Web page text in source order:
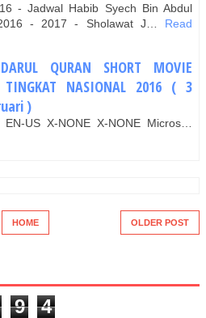
- Jadwal Habib Syech Bin Abdul
- 2017 - Sholawat J…
Read
QURAN SHORT MOVIE
TINGKAT NASIONAL 2016 ( 3
)
US X-NONE X-NONE Micros…
OLDER POST
HOME
9 4